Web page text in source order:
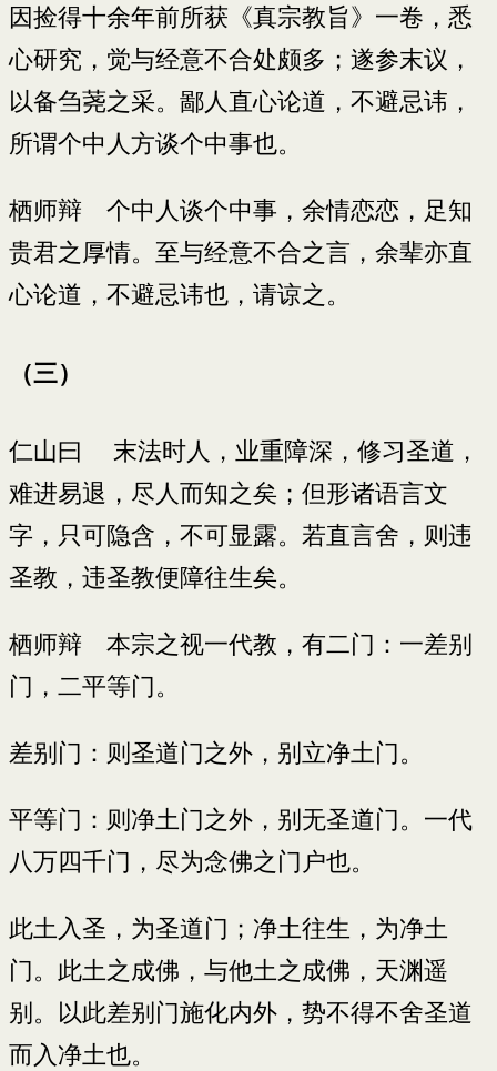
因捡得十余年前所获《真宗教旨》一卷，悉
心研究，觉与经意不合处颇多；遂参末议，
以备刍荛之采。鄙人直心论道，不避忌讳，
所谓个中人方谈个中事也。
栖师辩 个中人谈个中事，余情恋恋，足知
贵君之厚情。至与经意不合之言，余辈亦直
心论道，不避忌讳也，请谅之。
（三）
仁山曰 末法时人，业重障深，修习圣道，
难进易退，尽人而知之矣；但形诸语言文
字，只可隐含，不可显露。若直言舍，则违
圣教，违圣教便障往生矣。
栖师辩 本宗之视一代教，有二门：一差别
门，二平等门。
差别门：则圣道门之外，别立净土门。
平等门：则净土门之外，别无圣道门。一代
八万四千门，尽为念佛之门户也。
此土入圣，为圣道门；净土往生，为净土
门。此土之成佛，与他土之成佛，天渊遥
别。以此差别门施化内外，势不得不舍圣道
而入净土也。